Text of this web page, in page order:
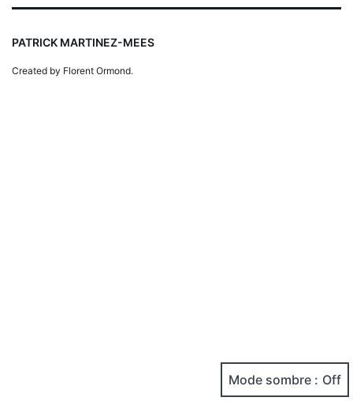
PATRICK MARTINEZ-MEES
Created by Florent Ormond.
Mode sombre :